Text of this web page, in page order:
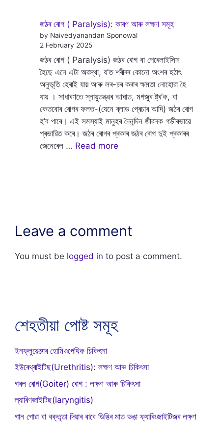
জঠৰ ৰোগ ( Paralysis): কাৰণ আৰু লক্ষণ সমূহ
by Naivedyanandan Sponowal
2 February 2025
জঠৰ ৰোগ ( Paralysis) জঠৰ ৰোগ বা পেৰেলাইসিস
হৈছে এনে এটা অৱস্থা, য’ত শৰীৰৰ কোনো অংশৰ হঠাৎ
অনুভূতি হেৰাই যায় আৰু লৰ-চৰ কৰাৰ ক্ষমতা নোহোৱা হৈ
যায় । সাধাৰণতে স্নায়ুতন্ত্রৰ আঘাত, মগজুৰ ষ্ট্ৰ’ক, বা
কেতবোৰ ৰোগৰ ফলত-(যেনে ব্লাড প্ৰেচাৰ আদি) জঠৰ ৰোগ
হ’ব পাৰে। এই সমস্যাই মানুহৰ দৈনন্দিন জীৱনক গভীৰভাৱে
প্ৰভাৱিত কৰে। জঠৰ ৰোগৰ প্ৰকাৰ জঠৰ ৰোগ দুই প্ৰকাৰৰ
জেনেৰেল … Read more
Leave a comment
You must be logged in to post a comment.
শেহতীয়া পোষ্ট সমূহ
ইনফ্লুয়েঞ্জাৰ হোমিওপেথিক চিকিৎসা
ইউৰেথ্ৰাইটিছ(Urethritis): লক্ষণ আৰু চিকিৎসা
গৰল ৰোগ(Goiter) ৰোগ : লক্ষণ আৰু চিকিৎসা
ল্যাৰিণজাইটিছ(laryngitis)
গান গোৱা বা বক্তৃতা দিয়াৰ বাবে ডিঙিৰ মাত ভঙা ফ্যাৰিংজাইটিজৰ লক্ষণ